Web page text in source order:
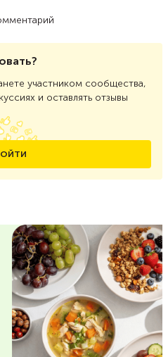
участником сообщества,
и оставлять отзывы